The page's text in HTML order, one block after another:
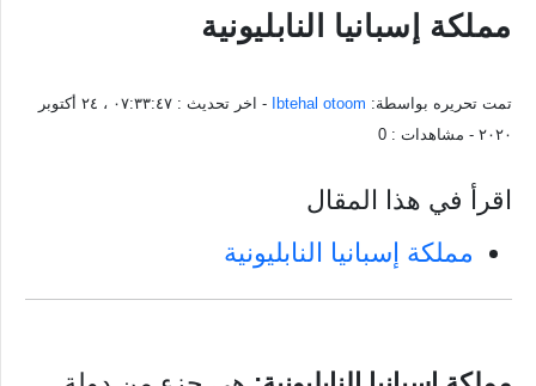
مملكة إسبانيا النابليونية
تمت تحريره بواسطة: Ibtehal otoom - اخر تحديث :
٠٧:٣٣:٤٧ ، ٢٤ أكتوبر
٢٠٢٠ - مشاهدات : 0
اقرأ في هذا المقال
مملكة إسبانيا النابليونية